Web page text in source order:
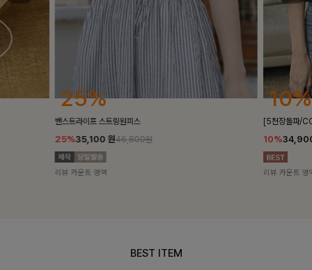
10%
[5천장돌파/COOL]멜틴 퍼프블라우스
10%34,900원38,700원
리뷰 카운트 영역
18%
켄픈배색 스트
18%
리뷰 카운트 영
BEST ITEM